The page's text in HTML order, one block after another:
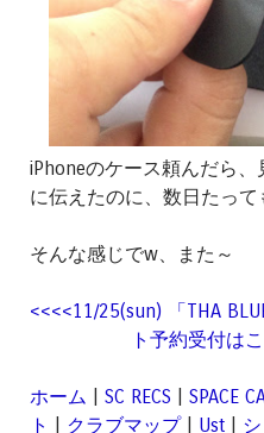
iPhoneのケース頼んだら
に伝えたのに、数日たっ
そんな感じでw、また～
<<<<11/25(sun) 「THA
ト予約受付は
ホーム SC RECS SPACE
ト
クラブマップ| Ust